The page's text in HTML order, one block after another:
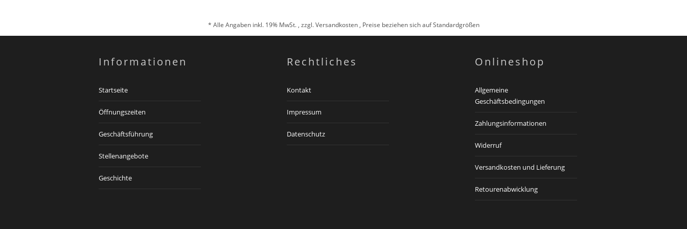
* Alle Angaben inkl. 19% MwSt. , zzgl.Versandkosten, Preise beziehen sich auf Standardgrößen
Informationen
Startseite
Öffnungszeiten
Geschäftsführung
Stellenangebote
Geschichte
Rechtliches
Kontakt
Impressum
Datenschutz
Onlineshop
Allgemeine
Geschäftsbedingungen
Zahlungsinformationen
Widerruf
Versandkosten und Lieferung
Retourenabwicklung